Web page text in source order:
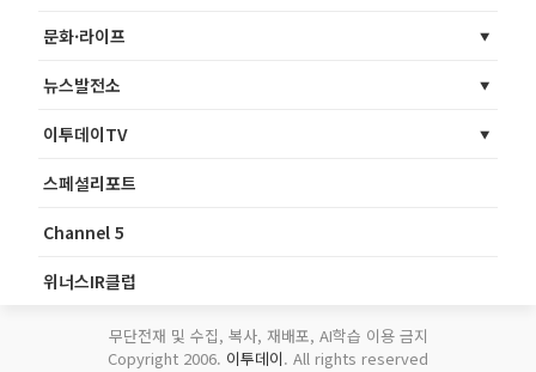
문화·라이프
뉴스발전소
이투데이TV
스페셜리포트
Channel 5
위너스IR클럽
무단전재 및 수집, 복사, 재배포, AI학습 이용 금지
Copyright 2006. 이투데이. All rights reserved